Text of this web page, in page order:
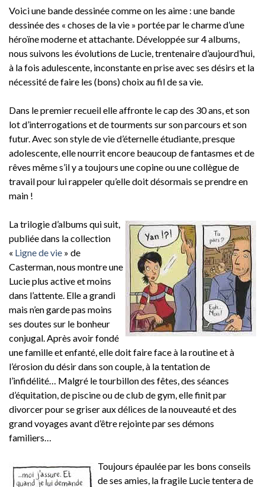
Voici une bande dessinée comme on les aime : une bande
dessinée des « choses de la vie » portée par le charme d’une
héroïne moderne et attachante. Développée sur 4 albums,
nous suivons les évolutions de Lucie, trentenaire d’aujourd’hui,
à la fois adulescente, inconstante en prise avec ses désirs et la
nécessité de faire les (bons) choix au fil de sa vie.
Dans le premier recueil elle affronte le cap des 30 ans, et son
lot d’interrogations et de tourments sur son parcours et son
futur. Avec son style de vie d’éternelle étudiante, presque
adolescente, elle nourrit encore beaucoup de fantasmes et de
rêves même s’il y a toujours une copine ou une collègue de
travail pour lui rappeler qu’elle doit désormais se prendre en
main !
La trilogie d’albums qui suit,
publiée dans la collection
« Ligne de vie » de
Casterman, nous montre une
Lucie plus active et moins
dans l’attente. Elle a grandi
mais n’en garde pas moins
ses doutes sur le bonheur
conjugal. Après avoir fondé
une famille et enfanté, elle doit faire face à la routine et à
l’érosion du désir dans son couple, à la tentation de
l’infidélité… Malgré le tourbillon des fêtes, des séances
d’équitation, de piscine ou de club de gym, elle finit par
divorcer pour se griser aux délices de la nouveauté et des
grand voyages avant d’être rejointe par ses démons
familiers…
Toujours épaulée par les bons conseils
de ses amies, la fragile Lucie tentera de